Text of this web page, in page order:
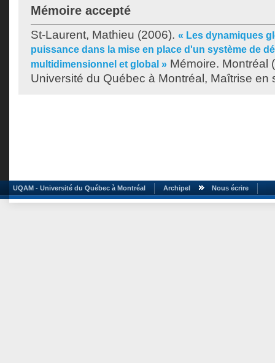
Mémoire accepté
St-Laurent, Mathieu (2006). « Les dynamiques
puissance dans la mise en place d'un système de
multidimensionnel et global » Mémoire. Montréal
Université du Québec à Montréal, Maîtrise en
UQAM - Université du Québec à Montréal Archipel Nous écrire